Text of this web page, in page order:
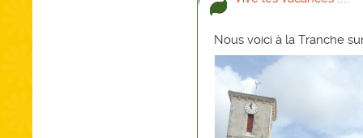
Nous voici à la Tranche